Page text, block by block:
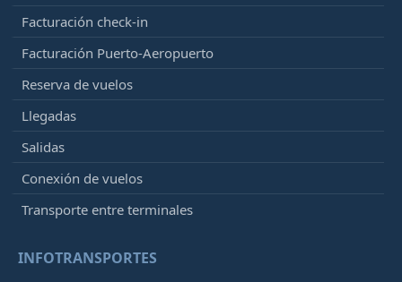
Facturación check-in
Facturación Puerto-Aeropuerto
Reserva de vuelos
Llegadas
Salidas
Conexión de vuelos
Transporte entre terminales
INFOTRANSPORTES